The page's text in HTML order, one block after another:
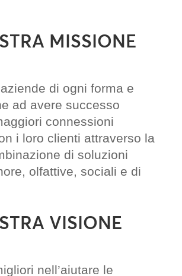
MISSIONE
di ogni forma e
ad avere successo
connessioni
i loro clienti attraverso la
di soluzioni
olfattive, sociali e di
VISIONE
nell’aiutare le